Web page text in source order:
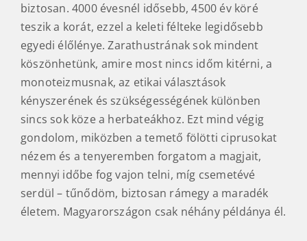
biztosan. 4000 évesnél idősebb, 4500 év köré
teszik a korát, ezzel a keleti félteke legidősebb
egyedi élőlénye. Zarathustrának sok mindent
köszönhetünk, amire most nincs időm kitérni, a
monoteizmusnak, az etikai választások
kényszerének és szükségességének különben
sincs sok köze a herbateákhoz. Ezt mind végig
gondolom, miközben a temető fölötti ciprusokat
nézem és a tenyeremben forgatom a magjait,
mennyi időbe fog vajon telni, míg csemetévé
serdül – tűnődöm, biztosan rámegy a maradék
életem. Magyarországon csak néhány példánya él.